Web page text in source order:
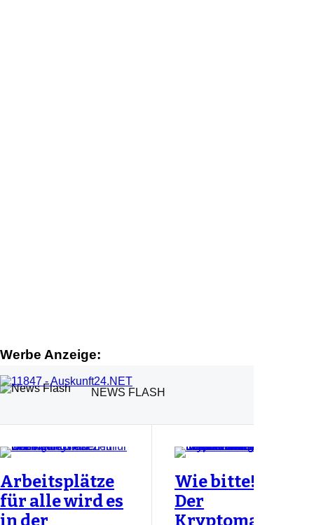
Werbe Anzeige:
NEWS FLASH
Arbeitsplätze
für alle wird es
in der
Wie bitte!?
Der
Kryptomarkt